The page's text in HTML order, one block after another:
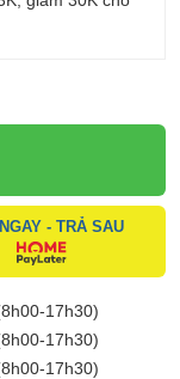
- TRẢ SAU
17h30)
17h30)
17h30)